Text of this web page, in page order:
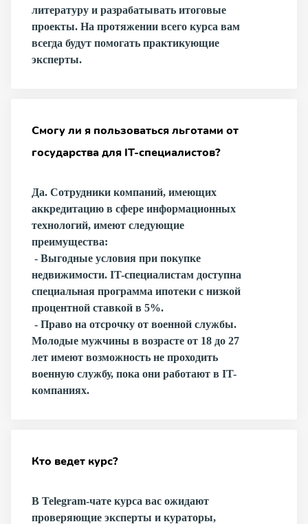
литературу и разрабатывать итоговые
проекты. На протяжении всего курса вам
всегда будут помогать практикующие
эксперты.
Смогу ли я пользоваться льготами от
государства для IT-специалистов?
Да. Сотрудники компаний, имеющих
аккредитацию в сфере информационных
технологий, имеют следующие
преимущества:
- Выгодные условия при покупке
недвижимости. IT-специалистам доступна
специальная программа ипотеки с низкой
процентной ставкой в 5%.
- Право на отсрочку от военной службы.
Молодые мужчины в возрасте от 18 до 27
лет имеют возможность не проходить
военную службу, пока они работают в IT-
компаниях.
Кто ведет курс?
В Telegram-чате курса вас ожидают
проверяющие эксперты и кураторы,